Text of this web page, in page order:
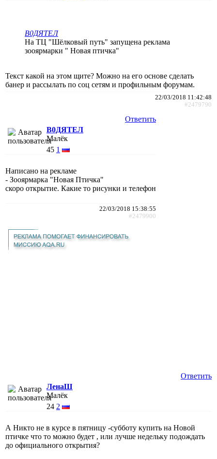
В0ДЯТЕЛ
На ТЦ "Шёлковый путь" запущена реклама
зооярмарки " Новая птичка"
Текст какой на этом щите? Можно на его основе сделать
банер и рассылать по соц сетям и профильным форумам.
22/03/2018 11:42:48
#2479790
Ответить
В0ДЯТЕЛ
Малёк
45 1
Написано на рекламе
- Зооярмарка "Новая Птичка"
скоро открытие. Какие то рисунки и телефон
22/03/2018 15:38:55
#2479900
Ответить
ЛенаШ
Малёк
24 2
А Никто не в курсе в пятницу -субботу купить на Новой
птичке что то можно будет , или лучше недельку подождать
до официального открытия?